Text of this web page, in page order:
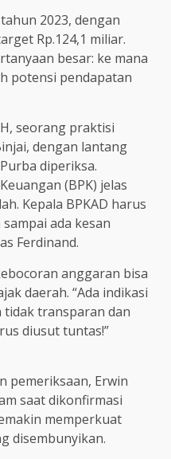
2023, dengan
Rp.124,1 miliar.
besar: ke mana
potensi pendapatan
seorang praktisi
dengan lantang
diperiksa.
(BPK) jelas
Kepala BPKAD harus
ada kesan
Ferdinand.
anggaran bisa
daerah. “Ada indikasi
transparan dan
diusut tuntas!”
pemeriksaan, Erwin
saat dikonfirmasi
memperkuat
disembunyikan.